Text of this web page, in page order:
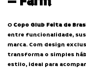
O Copo Glub Feita de
entre funcionalidade,
marca. Com design
transforma o simples
estilo, ideal para